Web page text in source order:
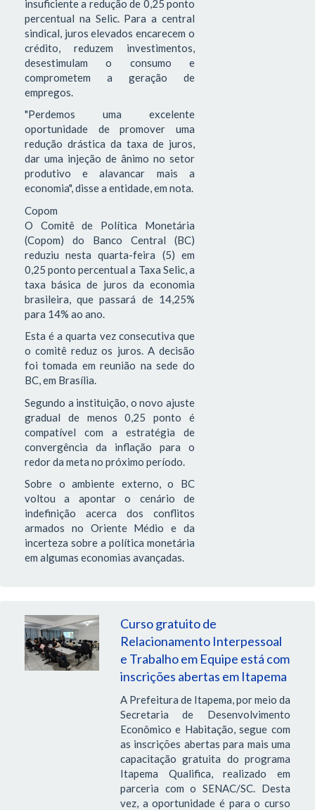
insuficiente a redução de 0,25 ponto
percentual na Selic. Para a central
sindical, juros elevados encarecem o
crédito, reduzem investimentos,
desestimulam o consumo e
comprometem a geração de
empregos.
"Perdemos uma excelente
oportunidade de promover uma
redução drástica da taxa de juros,
dar uma injeção de ânimo no setor
produtivo e alavancar mais a
economia", disse a entidade, em nota.
Copom
O Comitê de Política Monetária
(Copom) do Banco Central (BC)
reduziu nesta quarta-feira (5) em
0,25 ponto percentual a Taxa Selic, a
taxa básica de juros da economia
brasileira, que passará de 14,25%
para 14% ao ano.
Esta é a quarta vez consecutiva que
o comitê reduz os juros. A decisão
foi tomada em reunião na sede do
BC, em Brasília.
Segundo a instituição, o novo ajuste
gradual de menos 0,25 ponto é
compatível com a estratégia de
convergência da inflação para o
redor da meta no próximo período.
Sobre o ambiente externo, o BC
voltou a apontar o cenário de
indefinição acerca dos conflitos
armados no Oriente Médio e da
incerteza sobre a política monetária
em algumas economias avançadas.
Curso gratuito de
Relacionamento Interpessoal
e Trabalho em Equipe está com
inscrições abertas em Itapema
A Prefeitura de Itapema, por meio da
Secretaria de Desenvolvimento
Econômico e Habitação, segue com
as inscrições abertas para mais uma
capacitação gratuita do programa
Itapema Qualifica, realizado em
parceria com o SENAC/SC. Desta
vez, a oportunidade é para o curso